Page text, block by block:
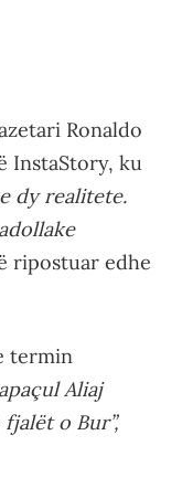
Ronaldo
InstaStory, ku
dy realitete.
ripostuar edhe
termin
Aliaj
o Bur”,